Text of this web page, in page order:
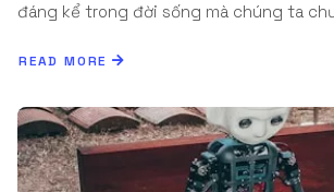
đáng kể trong đời sống mà chúng ta
READ MORE